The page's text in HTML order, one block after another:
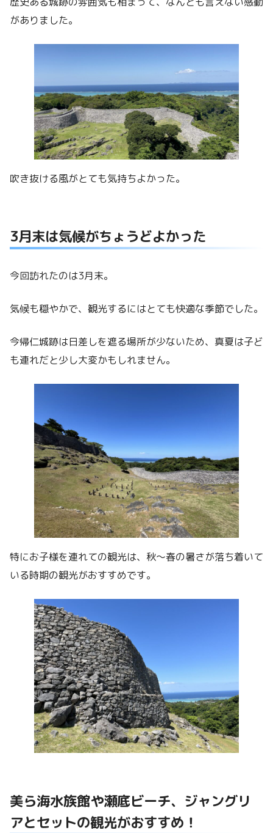
がありました。
吹き抜ける風がとても気持ちよかった。
3月末は気候がちょうどよかった
今回訪れたのは3月末。
気候も穏やかで、観光するにはとても快適な季節でした。
今帰仁城跡は日差しを遮る場所が少ないため、真夏は子ど
も連れだと少し大変かもしれません。
特にお子様を連れての観光は、秋〜春の暑さが落ち着いて
いる時期の観光がおすすめです。
美ら海水族館や瀬底ビーチ、ジャングリ
アとセットの観光がおすすめ！